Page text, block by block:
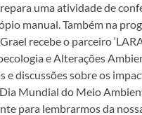
uma atividade de
manual. Também na
recebe o parceiro
e Alterações
e discussões sobre os
Dia Mundial do Meio
para lembrarmos da